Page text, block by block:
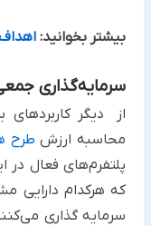
بیشتر بخوانید:
سرمایه‌گذاری
از دیگر
محاسبه ارزش طرح‌
پلتفرم‌های فعال در
که هرکدام دارایی
سرمایه‌ گذاری